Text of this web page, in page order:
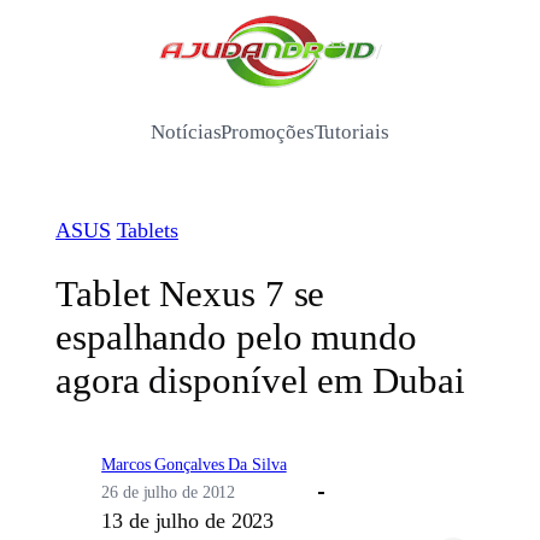
/
NotíciasPromoçõesTutoriais
ASUS Tablets
Tablet Nexus 7 se
espalhando pelo mundo
agora disponível em Dubai
Marcos Gonçalves Da Silva
26 de julho de 2012
13 de julho de 2023